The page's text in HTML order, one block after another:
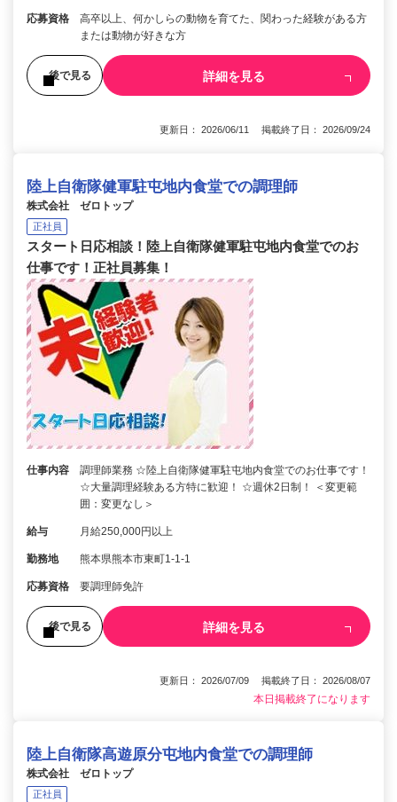
応募資格
高卒以上、何かしらの動物を育てた、関わった経験がある方
または動物が好きな方
後で見る 詳細を見る
更新日： 2026/06/11 掲載終了日： 2026/09/24
陸上自衛隊健軍駐屯地内食堂での調理師
株式会社 ゼロトップ
正社員
スタート日応相談！陸上自衛隊健軍駐屯地内食堂でのお
仕事です！正社員募集！
仕事内容
調理師業務 ☆陸上自衛隊健軍駐屯地内食堂でのお仕事です！
☆大量調理経験ある方特に歓迎！ ☆週休2日制！ ＜変更範
囲：変更なし＞
給与 月給250,000円以上
勤務地 熊本県熊本市東町1-1-1
応募資格 要調理師免許
後で見る 詳細を見る
更新日： 2026/07/09 掲載終了日： 2026/08/07
本日掲載終了になります
陸上自衛隊高遊原分屯地内食堂での調理師
株式会社 ゼロトップ
正社員